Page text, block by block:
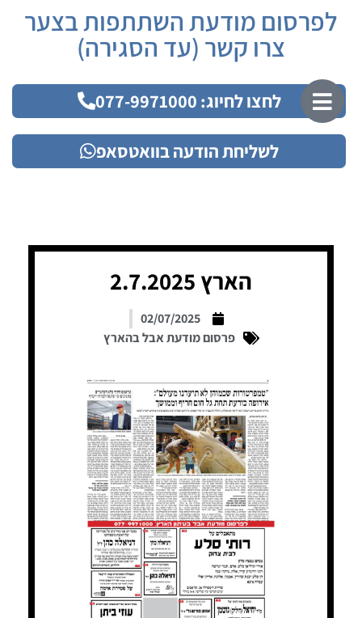
לפרסום מודעת השתתפות בצער
צרו קשר (עד הסגירה)
לחצו לחיוג: 077-9971000
לשליחת הודעה בוואטסאפ
הארץ 2.7.2025
02/07/2025
פרסום מודעת אבל בהארץ